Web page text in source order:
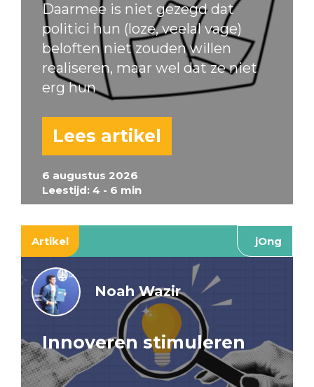
6 augustus 2026
Leestijd: 4 - 6 min
Daarmee is niet gezegd dat
politici hun (loze, veelal vage)
beloften niet zouden willen
realiseren, maar wel dat ze niet
erg hun
Lees artikel
Artikel jOng
Noah Wazir
Innoveren stimuleren